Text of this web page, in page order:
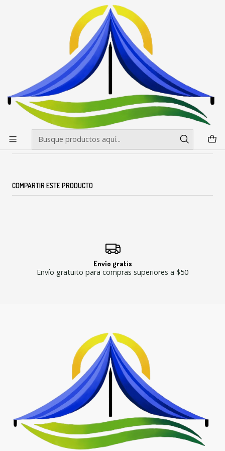
Envíos gratis desde $500.000 en Santiago
Accesorios para Toldos
Cubiertas para Toldos 3x6 Estandar
Cubiertas para Toldos 3x6 Estandar
Cantidad Agregar al Carro Comprar ahora
DESCRIPCIÓN
COMPARTIR ESTE PRODUCTO
Envío gratis
Envío gratuito para compras superiores a $50